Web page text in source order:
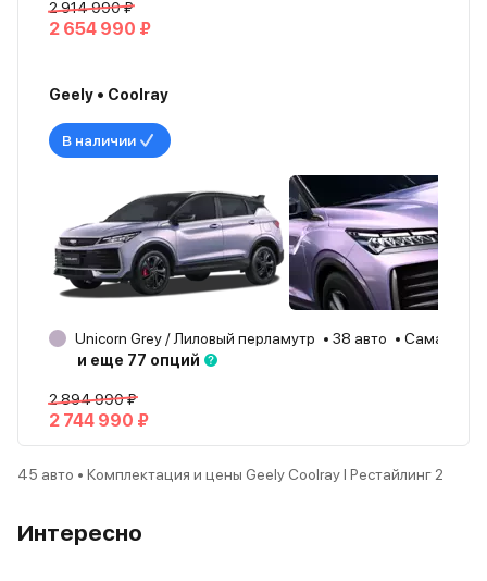
2 914 990 ₽
2 654 990 ₽
Geely • Coolray
В наличии
Unicorn Grey / Лиловый перламутр 38 авто Самара
и еще 77 опций
2 894 990 ₽
2 744 990 ₽
45 авто • Комплектация и цены Geely Coolray I Рестайлинг 2
Интересно